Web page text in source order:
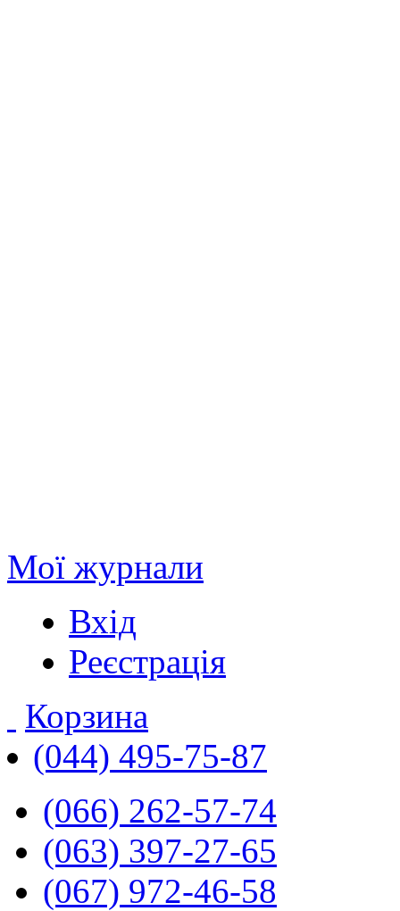
Мої журнали
Вхід
Реєстрація
Корзина
(044) 495-75-87
(066) 262-57-74
(063) 397-27-65
(067) 972-46-58